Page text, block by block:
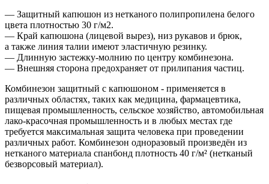
— Защитный капюшон из нетканого полипропилена белого
цвета плотностью 30 г/м2.
— Край капюшона (лицевой вырез), низ рукавов и брюк,
а также линия талии имеют эластичную резинку.
— Длинную застежку-молнию по центру комбинезона.
— Внешняя сторона предохраняет от прилипания частиц.
Комбинезон защитный с капюшоном - применяется в
различных областях, таких как медицина, фармацевтика,
пищевая промышленность, сельское хозяйство, автомобильная
лако-красочная промышленность и в любых местах где
требуется максимальная защита человека при проведении
различных работ. Комбинезон одноразовый произведён из
нетканого материала спанбонд плотность 40 г/м² (нетканый
безворсовый материал).